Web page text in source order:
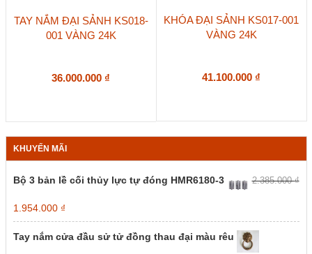
TAY NẮM ĐẠI SẢNH KS018-
001 VÀNG 24K
36.000.000 ₫
KHÓA ĐẠI SẢNH KS017-001
VÀNG 24K
41.100.000 ₫
KHUYẾN MÃI
Bộ 3 bản lề cối thủy lực tự đóng HMR6180-3 2.385.000₫
Giá
gốc
là:
2.385.000 ₫.
1.954.000 ₫Giá
hiện
tại
Tay nắm cửa đầu sử tử đồng thau đại màu rêu